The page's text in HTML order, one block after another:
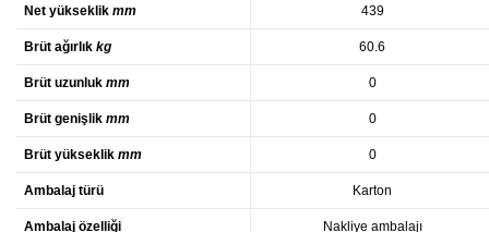
Net yükseklik mm 439
Brüt ağırlık kg 60.6
Brüt uzunluk mm 0
Brüt genişlik mm 0
Brüt yükseklik mm 0
Ambalaj türü Karton
Ambalaj özelliği Nakliye ambalajı